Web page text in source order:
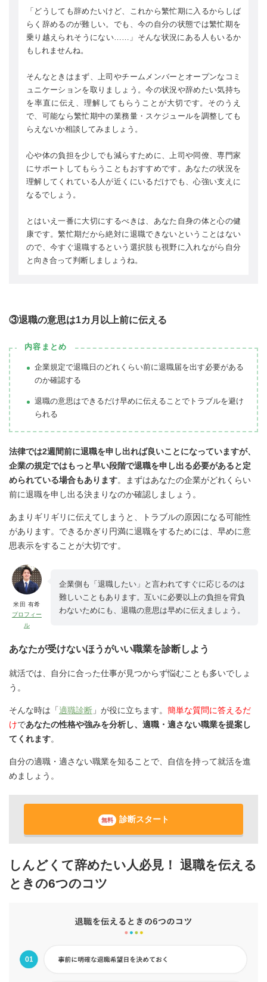
「どうしても辞めたいけど、これから繁忙期に入るからしば
らく辞めるのが難しい。でも、今の自分の状態では繁忙期を
乗り越えられそうにない……」そんな状況にある人もいるか
もしれませんね。
そんなときはまず、上司やチームメンバーとオープンなコミ
ュニケーションを取りましょう。今の状況や辞めたい気持ち
を率直に伝え、理解してもらうことが大切です。そのうえ
で、可能なら繁忙期中の業務量・スケジュールを調整しても
らえないか相談してみましょう。
心や体の負担を少しでも減らすために、上司や同僚、専門家
にサポートしてもらうこともおすすめです。あなたの状況を
理解してくれている人が近くにいるだけでも、心強い支えに
なるでしょう。
とはいえ一番に大切にするべきは、あなた自身の体と心の健
康です。繁忙期だから絶対に退職できないということはない
ので、今すぐ退職するという選択肢も視野に入れながら自分
と向き合って判断しましょうね。
③退職の意思は1カ月以上前に伝える
内容まとめ
企業規定で退職日のどれくらい前に退職届を出す必要がある
のか確認する
退職の意思はできるだけ早めに伝えることでトラブルを避け
られる
法律では2週間前に退職を申し出れば良いことになっていますが、
企業の規定ではもっと早い段階で退職を申し出る必要があると定
められている場合もあります。まずはあなたの企業がどれくらい
前に退職を申し出る決まりなのか確認しましょう。
あまりギリギリに伝えてしまうと、トラブルの原因になる可能性
があります。 できるかぎり円満に退職をするためには、早めに意
思表示をすることが大切です。
米田 有希
プロフィー
ル
企業側も「退職したい」と言われてすぐに応じるのは
難しいこともあります。互いに必要以上の負担を背負
わないためにも、退職の意思は早めに伝えましょう。
あなたが受けないほうがいい職業を診断しよう
就活では、自分に合った仕事が見つからず悩むことも多いでしょ
う。
そんな時は「適職診断 」が役に立ちます。 簡単な質問に答えるだ
けであなたの性格や強みを分析し、適職・適さない職業を提案し
てくれます。
自分の適職・適さない職業を知ることで、自信を持って就活を進
めましょう。
無料 診断スタート
しんどくて辞めたい人必見！ 退職を伝える
ときの6つのコツ